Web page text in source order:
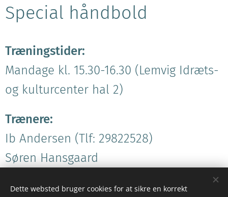
Special håndbold
Træningstider:
Mandage kl. 15.30-16.30 (Lemvig Idræts-
og kulturcenter hal 2)
Trænere:
Ib Andersen (Tlf: 29822528)
Søren Hansgaard
Dette websted bruger cookies for at sikre en korrekt